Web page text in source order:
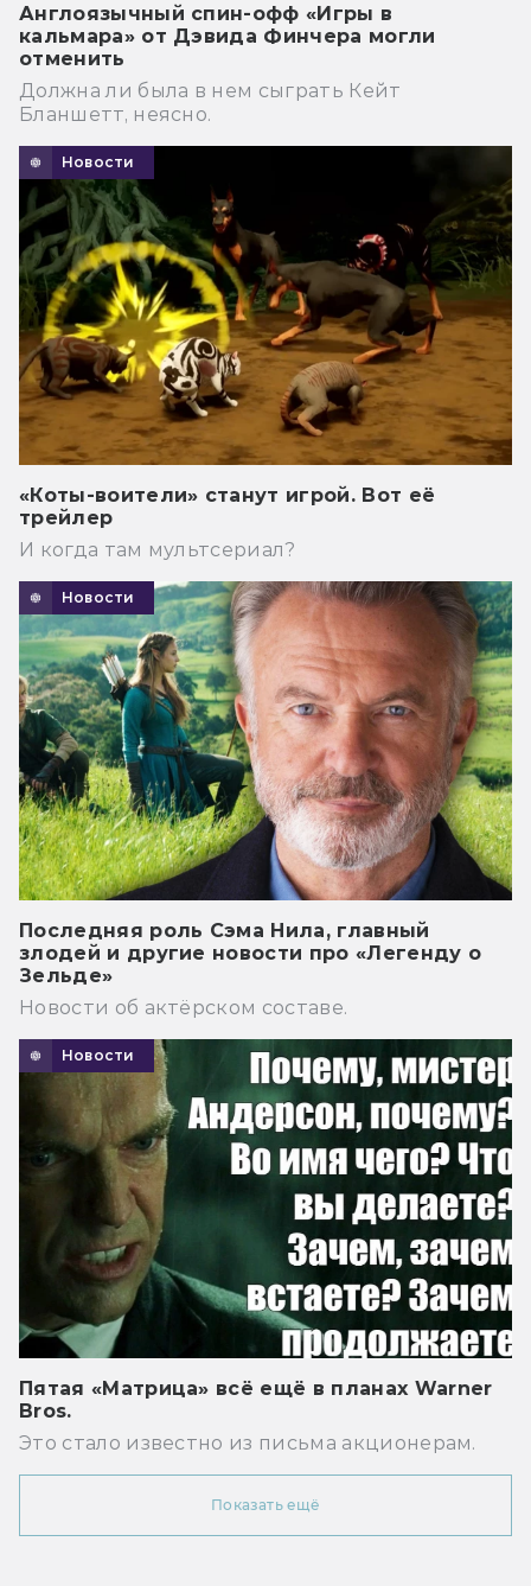
Англоязычный спин-офф «Игры в
кальмара» от Дэвида Финчера могли
отменить
Должна ли была в нем сыграть Кейт
Бланшетт, неясно.
Новости
«Коты-воители» станут игрой. Вот её
трейлер
И когда там мультсериал?
Новости
Последняя роль Сэма Нила, главный
злодей и другие новости про «Легенду о
Зельде»
Новости об актёрском составе.
Новости
Пятая «Матрица» всё ещё в планах Warner
Bros.
Это стало известно из письма акционерам.
Показать ещё